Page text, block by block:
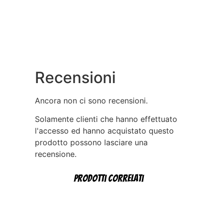
Recensioni
Ancora non ci sono recensioni.
Solamente clienti che hanno effettuato
l'accesso ed hanno acquistato questo
prodotto possono lasciare una
recensione.
Prodotti correlati